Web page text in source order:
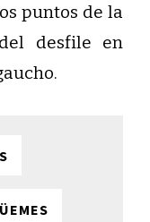
puntos de la
desfile en